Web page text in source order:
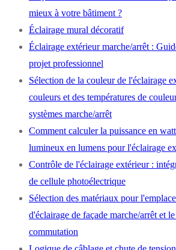
mieux à votre bâtiment ?
Éclairage mural décoratif
Éclairage extérieur marche/arrêt :
projet professionnel
Sélection de la couleur de l'éclairage
couleurs et des températures de
systèmes marche/arrêt
Comment calculer la puissance en
lumineux en lumens pour l'éclairage
Contrôle de l'éclairage extérieur :
de cellule photoélectrique
Sélection des matériaux pour
d'éclairage de façade marche/arrêt et
commutation